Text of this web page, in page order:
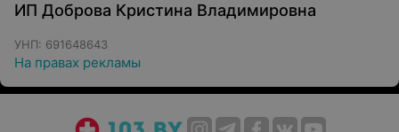
ИП Доброва Кристина Владимировна
УНП: 691648643
На правах рекламы